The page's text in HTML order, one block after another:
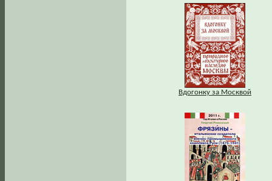
Вдогонку за Москвой